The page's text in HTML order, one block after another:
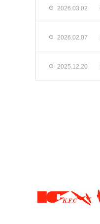
2026.03.02
2026.02.07
2025.12.20